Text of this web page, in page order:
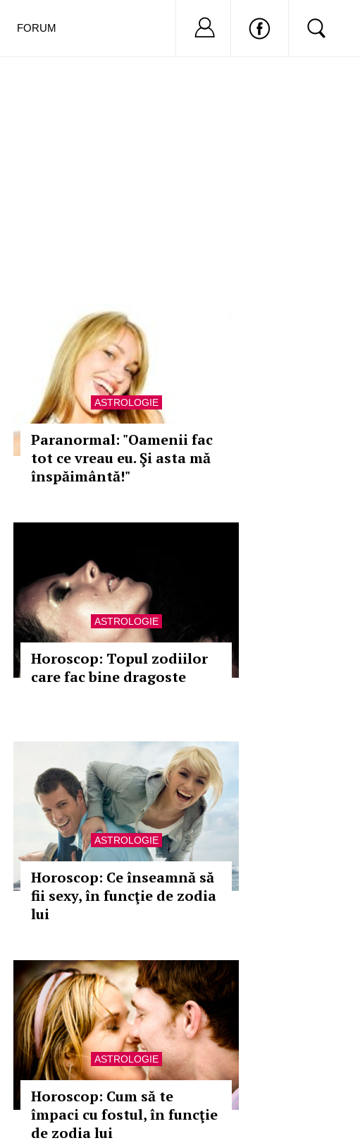
ASTROLOGIE
Paranormal: "Oamenii fac
tot ce vreau eu. Şi asta mă
înspăimântă!"
ASTROLOGIE
Horoscop: Topul zodiilor
care fac bine dragoste
ASTROLOGIE
Horoscop: Ce înseamnă să
fii sexy, în funcţie de zodia
lui
ASTROLOGIE
Horoscop: Cum să te
împaci cu fostul, în funcţie
de zodia lui
FORUM Nu ai cont?